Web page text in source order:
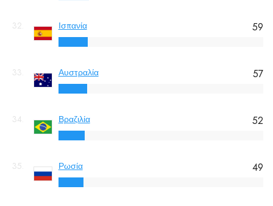
32. Ισπανία 59
33. Αυστραλία 57
34. Βραζιλία 52
35. Ρωσία 49